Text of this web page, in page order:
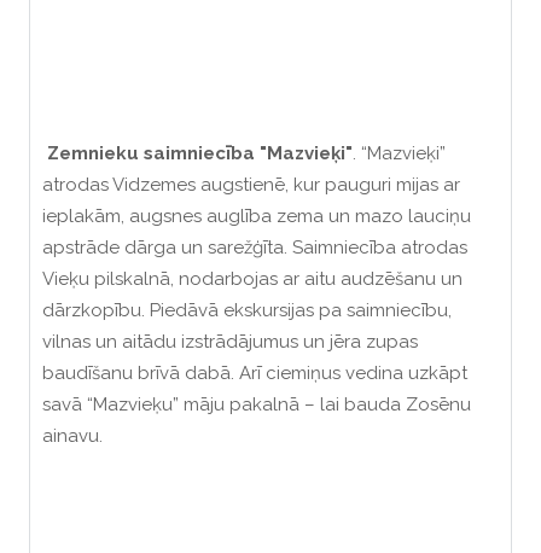
Zemnieku saimniecība "Mazvieķi". “Mazvieķi”
atrodas Vidzemes augstienē, kur pauguri mijas ar
ieplakām, augsnes auglība zema un mazo lauciņu
apstrāde dārga un sarežģīta. Saimniecība atrodas
Vieķu pilskalnā, nodarbojas ar aitu audzēšanu un
dārzkopību. Piedāvā ekskursijas pa saimniecību,
vilnas un aitādu izstrādājumus un jēra zupas
baudīšanu brīvā dabā. Arī ciemiņus vedina uzkāpt
savā “Mazvieķu” māju pakalnā – lai bauda Zosēnu
ainavu.